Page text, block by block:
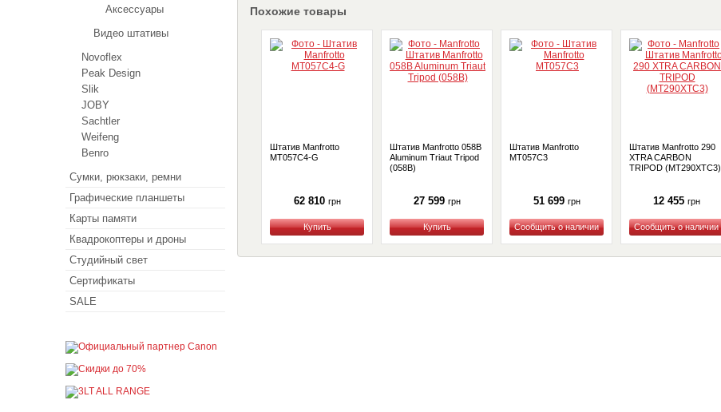
Похожие товары
Штатив Manfrotto
MT057C4-G
62 810 грн
Купить
Штатив Manfrotto 058B
Aluminum Triaut Tripod
(058B)
27 599 грн
Купить
Штатив Manfrotto
MT057C3
51 699 грн
Купить
Штатив Manfrotto 290
XTRA CARBON
TRIPOD (MT290XTC3)
12 455 грн
Купить
Аксессуары
Видео штативы
Novoflex
Peak Design
Slik
JOBY
Sachtler
Weifeng
Benro
Сумки, рюкзаки, ремни
Графические планшеты
Карты памяти
Квадрокоптеры и дроны
Студийный свет
Сертификаты
SALE